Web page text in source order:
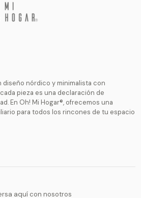
diseño nórdico y minimalista con
pieza es una declaración de
En Oh! Mi Hogar®, ofrecemos una
para todos los rincones de tu espacio
aquí con nosotros